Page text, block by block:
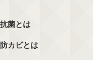
抗菌とは
防カビとは